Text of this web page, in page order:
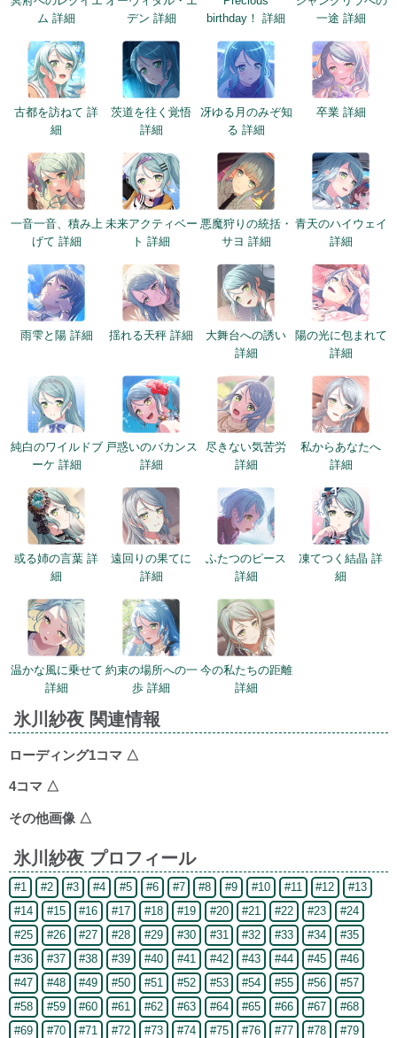
ム 詳細
デン 詳細
birthday！ 詳細
一途 詳細
古都を訪ねて 詳
細
茨道を往く覚悟
詳細
冴ゆる月のみぞ知
る 詳細
卒業 詳細
一音一音、積み上
げて 詳細
未来アクティベー
ト 詳細
悪魔狩りの統括・
サヨ 詳細
青天のハイウェイ
詳細
雨雫と陽 詳細 揺れる天秤 詳細
大舞台への誘い
詳細
陽の光に包まれて
詳細
純白のワイルドブ
ーケ 詳細
戸惑いのバカンス
詳細
尽きない気苦労
詳細
私からあなたへ
詳細
或る姉の言葉 詳
細
遠回りの果てに
詳細
ふたつのピース
詳細
凍てつく結晶 詳
細
温かな風に乗せて
詳細
約束の場所への一
歩 詳細
今の私たちの距離
詳細
氷川紗夜 関連情報
ローディング1コマ △
4コマ △
その他画像 △
氷川紗夜 プロフィール
#1 #2 #3 #4 #5 #6 #7 #8 #9 #10 #11 #12
#13
#14
#15 #16 #17 #18 #19 #20 #21 #22 #23
#24
#25
#26 #27 #28 #29 #30 #31 #32 #33 #34
#35
#36
#37 #38 #39 #40 #41 #42 #43 #44 #45
#46
#47
#48 #49 #50 #51 #52 #53 #54 #55 #56
#57
#58
#59 #60 #61 #62 #63 #64 #65 #66 #67
#68
#69
#70 #71 #72 #73 #74 #75 #76 #77 #78
#79